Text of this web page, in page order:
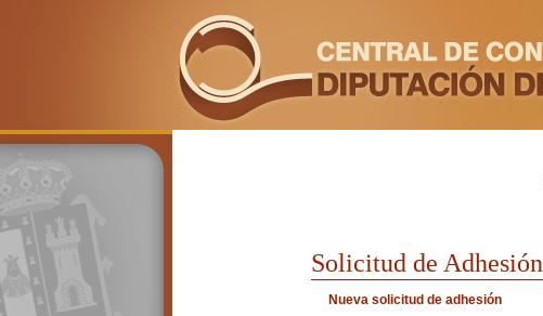
Solicitud de Adhesión
Nueva solicitud de adhesión